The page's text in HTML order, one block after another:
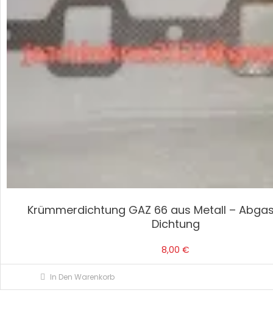
Krümmerdichtung GAZ 66 aus Metall –
Dichtung
8,00 €
In Den Warenkorb